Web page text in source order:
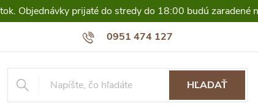
Objednávky prijaté do stredy do 18:00 budú zaradené
0951 474 127
HĽADAŤ